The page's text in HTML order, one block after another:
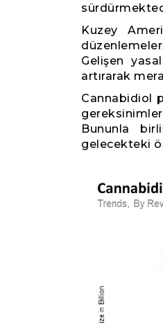
Kuzey
Gelişen
artırarak
Cannabidiol
Bununla
gelecekteki